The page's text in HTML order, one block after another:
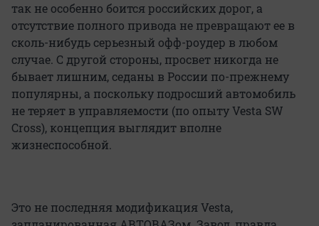
так не особенно боится российских дорог, а
отсутствие полного привода не превращают ее в
сколь-нибудь серьезный офф-роудер в любом
случае. С другой стороны, просвет никогда не
бывает лишним, седаны в России по-прежнему
популярны, а поскольку подросший автомобиль
не теряет в управляемости (по опыту Vesta SW
Cross), концепция выглядит вполне
жизнеспособной.
Это не последняя модификация Vesta,